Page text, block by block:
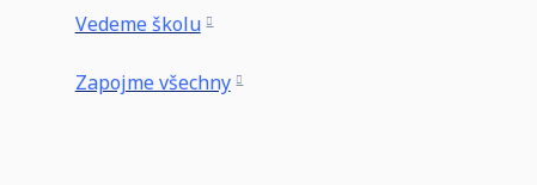
Vedeme školu
Zapojme všechny